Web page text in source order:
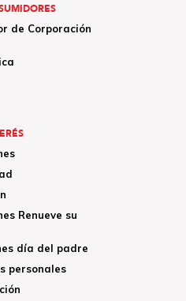
de Corporación
Renueve su
día del padre
personales